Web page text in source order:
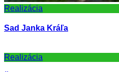
Realizácia
Sad Janka Kráľa
Realizácia